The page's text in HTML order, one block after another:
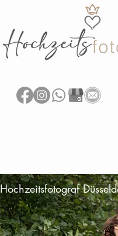
Hochzeitsfotograf